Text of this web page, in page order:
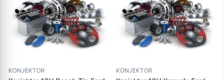
KONJEKTOR KONJEKTOR